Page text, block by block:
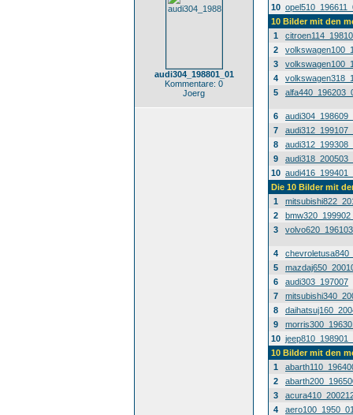
audi304_198801_01
Kommentare: 0
Joerg
10
10 Bilder mit den
1
2
3
4
5
6
7
8
9
10
Die 10 Bilder mit
1
2
3
4
5
6
audi303_197007
7
8
9
10
10 Bilder mit den
1
2
3
4